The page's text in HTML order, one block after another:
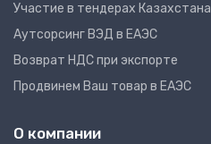
Участие в тендерах Казахстана
Аутсорсинг ВЭД в ЕАЭС
Возврат НДС при экспорте
Продвинем Ваш товар в ЕАЭС
О компании